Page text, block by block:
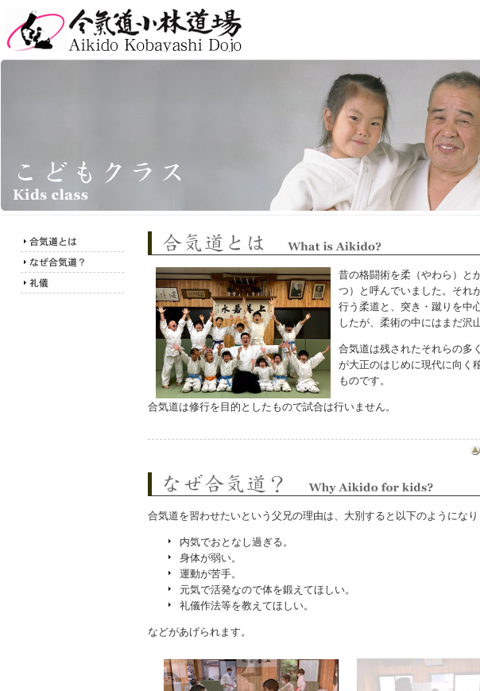
合気道小林道場 Aikido
昔の格闘術を柔（やわら）と
つ）と呼んでいました。それ
行う柔道と、突き・蹴りを中
したが、柔術の中にはまだ沢
合気道は残されたそれらの多
が大正のはじめに現代に向く
ものです。
合気道は修行を目的としたもので試合は行いません。
合気道を習わせたいという父兄の理由は、大別すると以下のようになり
内気でおとなし過ぎる。
身体が弱い。
運動が苦手。
元気で活発なので体を鍛えてほしい。
礼儀作法等を教えてほしい。
などがあげられます。
合気道とは
なぜ合気道？